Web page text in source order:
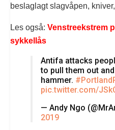
beslaglagt slagvåpen,
Les også: Venstreekstrem
sykkellås
Antifa attacks
to pull them out
hammer.
pic.twitter.com/
— Andy Ngo
2019